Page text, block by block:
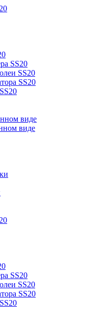
SS20
SS20
SS20
виде
виде
SS20
SS20
SS20